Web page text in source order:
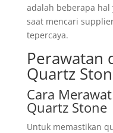
adalah beberapa
saat mencari
tepercaya.
Perawatan
Quartz
Cara
Quartz Stone
Untuk memastikan